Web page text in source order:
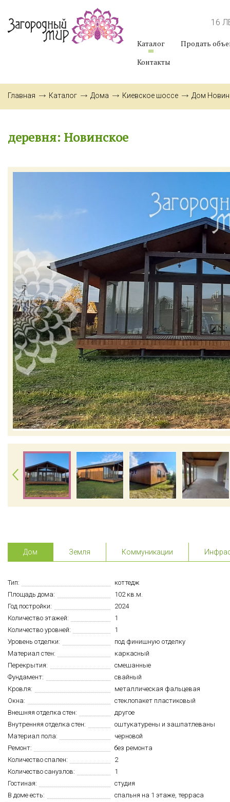
16
Каталог
Продать
Контакты
Главная Каталог Дома Киевское шоссе Дом
деревня: Новинское
Дом Земля Коммуникации
Тип:
коттедж
Площадь дома:
102 кв.м.
Год постройки:
2024
Количество этажей:
1
Количество уровней:
1
Уровень отделки:
под финишную отделку
Материал стен:
каркасный
Перекрытия:
смешанные
Фундамент:
свайный
Кровля:
металлическая фальцевая
Окна:
стеклопакет пластиковый
Внешняя отделка стен:
другое
Внутренняя отделка стен:
оштукатурены и зашпатлеваны
Материал пола:
черновой
Ремонт:
без ремонта
Количество спален:
2
Количество санузлов:
1
Гостиная:
студия
В доме есть:
спальня на 1 этаже, терраса